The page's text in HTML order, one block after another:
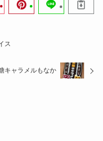
ス
キャラメルもなか